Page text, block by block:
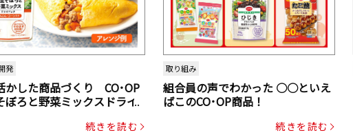
発
かした商品づくり CO･OP
ぼろと野菜ミックスドライ
続きを読む
取り組み
組合員の声でわかった ○○といえ
ばこのCO･OP商品！
続きを読む